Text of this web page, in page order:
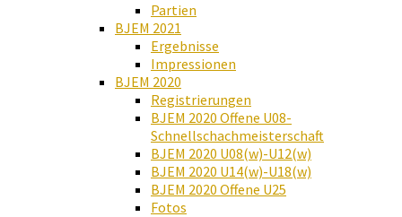
Partien
BJEM 2021
Ergebnisse
Impressionen
BJEM 2020
Registrierungen
BJEM 2020 Offene U08-
Schnellschachmeisterschaft
BJEM 2020 U08(w)-U12(w)
BJEM 2020 U14(w)-U18(w)
BJEM 2020 Offene U25
Fotos